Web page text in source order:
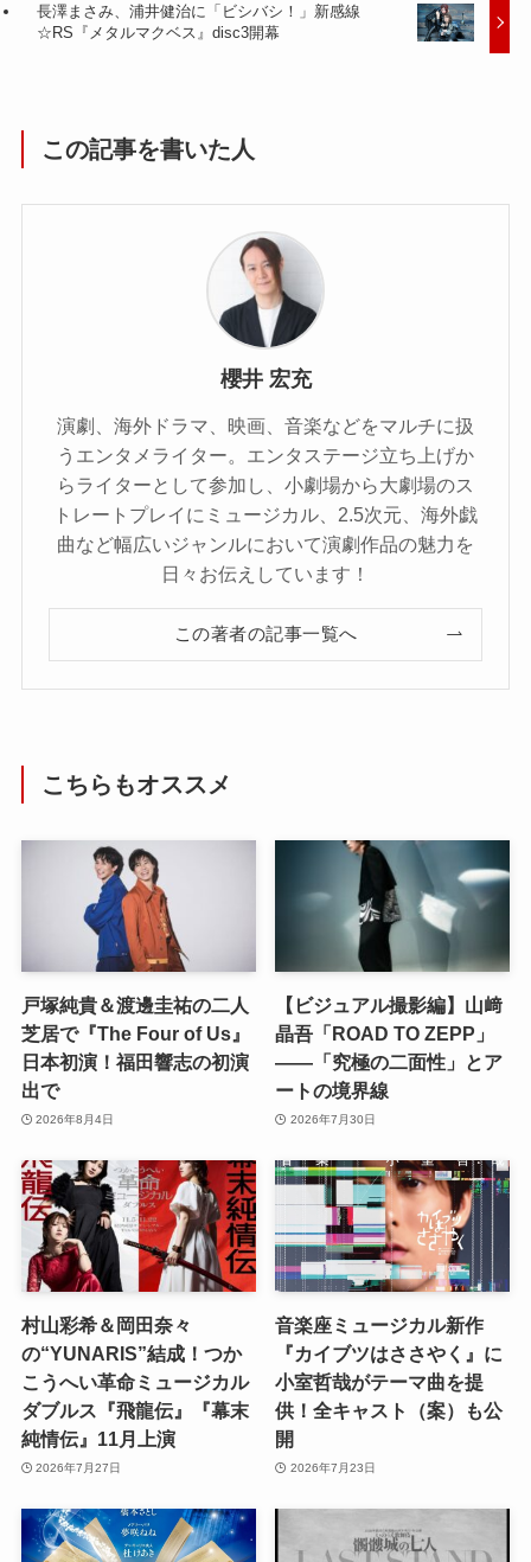
長澤まさみ、浦井健治に「ビシバシ！」新感線
☆RS『メタルマクベス』disc3開幕
この記事を書いた人
櫻井 宏充
演劇、海外ドラマ、映画、音楽などをマルチに扱
うエンタメライター。エンタステージ立ち上げか
らライターとして参加し、小劇場から大劇場のス
トレートプレイにミュージカル、2.5次元、海外戯
曲など幅広いジャンルにおいて演劇作品の魅力を
日々お伝えしています！
この著者の記事一覧へ
こちらもオススメ
戸塚純貴＆渡邊圭祐の二人
芝居で『The Four of Us』
日本初演！福田響志の初演
出で
2026年8月4日
【ビジュアル撮影編】山﨑
晶吾「ROAD TO ZEPP」
――「究極の二面性」とア
ートの境界線
2026年7月30日
村山彩希＆岡田奈々
の“YUNARIS”結成！つか
こうへい革命ミュージカル
ダブルス『飛龍伝』『幕末
純情伝』11月上演
2026年7月27日
音楽座ミュージカル新作
『カイブツはささやく』に
小室哲哉がテーマ曲を提
供！全キャスト（案）も公
開
2026年7月23日